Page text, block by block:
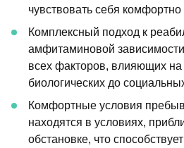
чувствовать себя
Комплексный подход к
амфитаминовой
всех факторов, влияющих на
биологических до
Комфортные условия
находятся в условиях,
обстановке, что